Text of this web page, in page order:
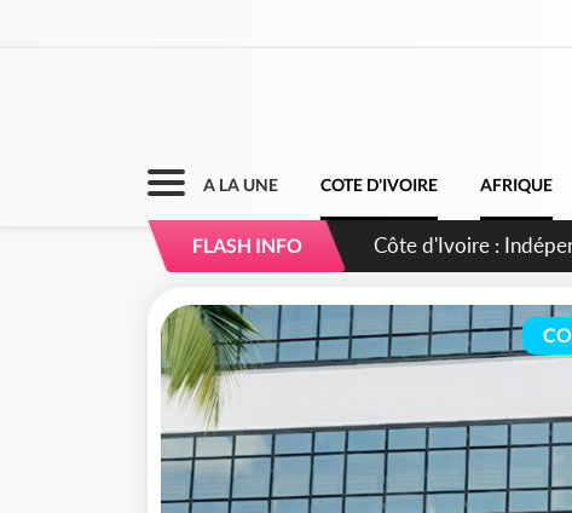
A LA UNE COTE D'IVOIRE AFRIQUE
FLASH INFO
Sierra Leone : Un